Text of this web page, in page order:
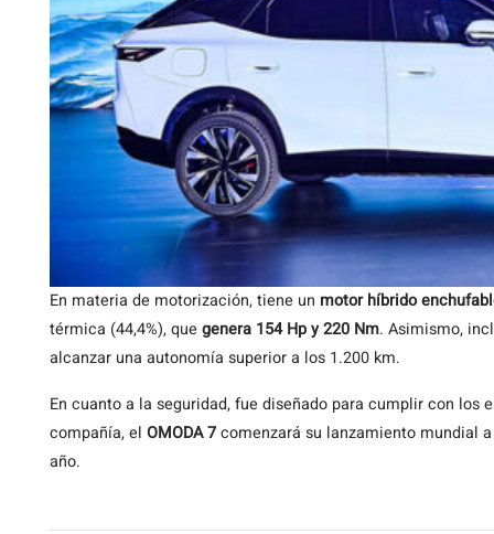
En materia de motorización, tiene un motor híbrido
térmica (44,4%), que genera 154 Hp y 220 Nm. Asimismo,
alcanzar una autonomía superior a los 1.200 km.
En cuanto a la seguridad, fue diseñado para cumplir con los
compañía, el OMODA 7comenzará su lanzamiento mundial
año.